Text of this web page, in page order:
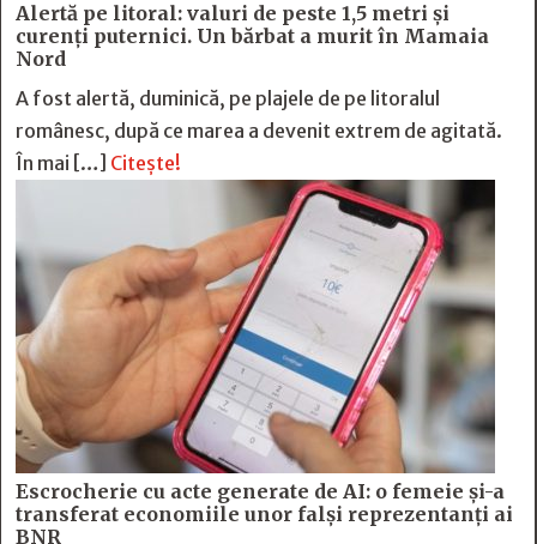
Alertă pe litoral: valuri de peste 1,5 metri și
curenți puternici. Un bărbat a murit în Mamaia
Nord
A fost alertă, duminică, pe plajele de pe litoralul
românesc, după ce marea a devenit extrem de agitată.
În mai […] Citește!
Escrocherie cu acte generate de AI: o femeie și-a
transferat economiile unor falși reprezentanți ai
BNR